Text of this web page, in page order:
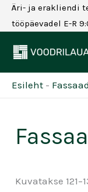
SkipÄri- ja erakliendi
tööpäevadel E-R
Esileht -
Kuvatakse